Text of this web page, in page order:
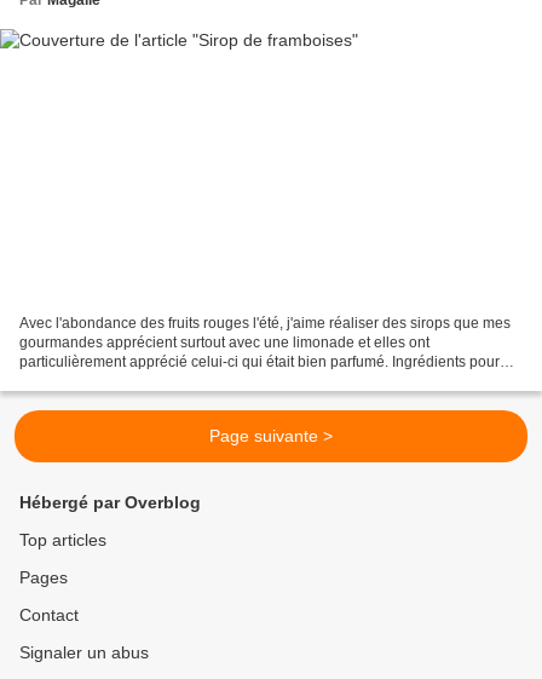
Avec l'abondance des fruits rouges l'été, j'aime réaliser des sirops que mes
gourmandes apprécient surtout avec une limonade et elles ont
particulièrement apprécié celui-ci qui était bien parfumé. Ingrédients pour
Page suivante >
Hébergé par Overblog
Top articles
Pages
Contact
Signaler un abus